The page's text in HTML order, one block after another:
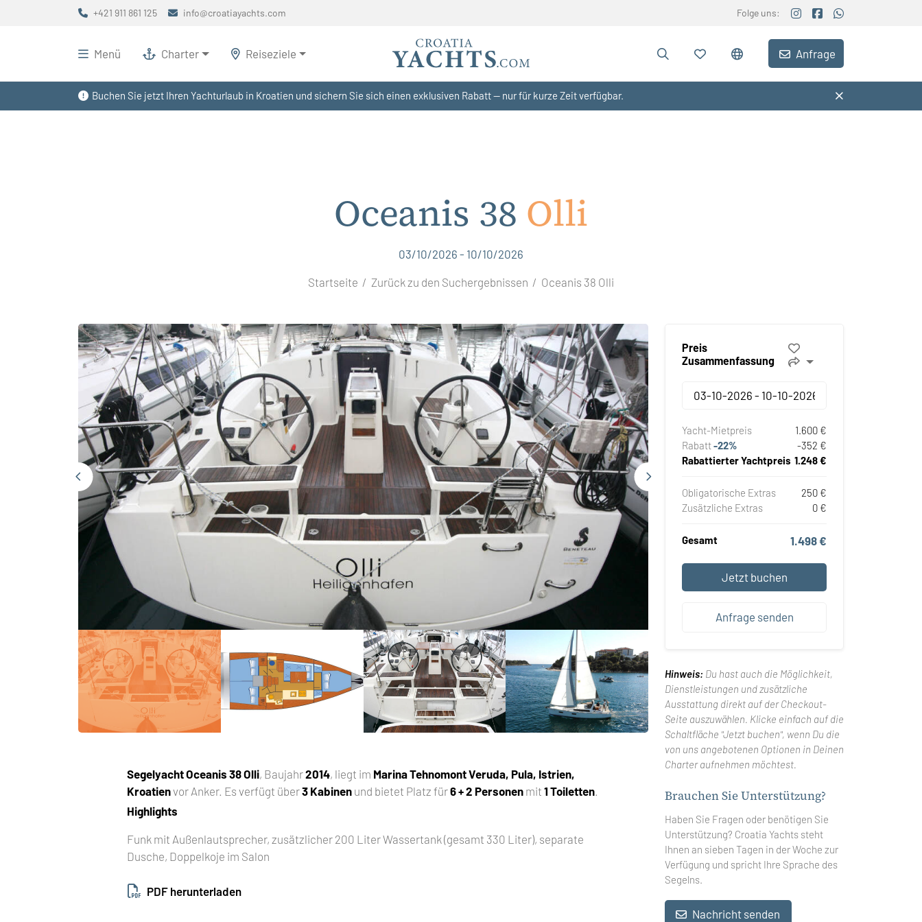
Buchen Sie jetzt Ihren Yachturlaub in Kroatien und sichern Sie sich einen exklusiven Rabatt — nur für kurze Zeit verfügbar.
+421 911 861 125 info@croatiayachts.com Folge uns:
Menü Charter Reiseziele Anfrage
Oceanis 38 Olli
03/10/2026 - 10/10/2026
Startseite Zurück zu den Suchergebnissen Oceanis 38 Olli
SegelyachtOceanis 38 Olli, Baujahr2014, liegt im Marina Tehnomont Veruda, Pula, Istrien,
Kroatienvor Anker. Es verfügt über3 Kabinen und bietet Platz für6 + 2 Personen mit1 Toiletten
Highlights
Funk mit Außenlautsprecher, zusätzlicher 200 Liter Wassertank (gesamt 330 Liter), separate
Dusche, Doppelkoje im Salon
PDF herunterladen
Preis
Zusammenfassung
Yacht-Mietpreis
1.600 €
Rabatt-22%
-352 €
Rabattierter Yachtpreis 1.248 €
Obligatorische Extras
250 €
Zusätzliche Extras
0 €
Gesamt 1.498 €
Jetzt buchen
Anfrage senden
Hinweis: Du hast auch die Möglichkeit,
Dienstleistungen und zusätzliche
Ausstattung direkt auf der Checkout-
Seite auszuwählen. Klicke einfach auf die
Schaltfläche "Jetzt buchen", wenn Du die
von uns angebotenen Optionen in Deinen
Charter aufnehmen möchtest.
Brauchen Sie Unterstützung?
Haben Sie Fragen oder benötigen Sie
Unterstützung? Croatia Yachts steht
Ihnen an sieben Tagen in der Woche zur
Verfügung und spricht Ihre Sprache des
Segelns.
Nachricht senden